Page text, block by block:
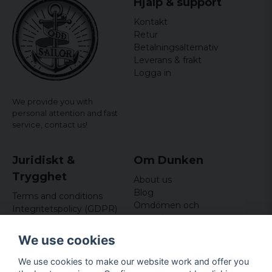
We provide you with
personal attention and fast
service, contact us!
Kontakt
Retur
Betalningsalternativ
Leverans & frakt
Logga in
Juridiskt &
Trygghet
Terms and conditions
Integritetspolicy (GDPR)
Om Dunken
About us
Blog
Omdömen och
recensioner
Företagsuppgifter
We use cookies
We use cookies to make our website work and offer you